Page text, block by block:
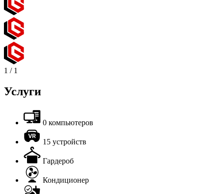
1 / 1
Услуги
0 компьютеров
15 устройств
Гардероб
Кондиционер